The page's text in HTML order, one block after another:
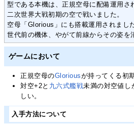
型である本機は、正規空母に配備運用さ
二次世界大戦初期の空で戦いました。
空母「Glorious」にも搭載運用されまし
世代前の機体、やがて前線からその姿を
ゲームにおいて
正規空母のGloriousが持ってくる初
対空+2と 九六式艦戦未満の対空値し
しい。
入手方法について